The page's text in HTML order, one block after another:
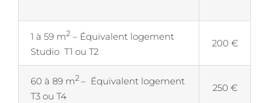
1 à 59 m2 – Équivalent logement
Studio T1 ou T2
200 €
60 à 89 m2 – Équivalent logement
T3 ou T4
250 €